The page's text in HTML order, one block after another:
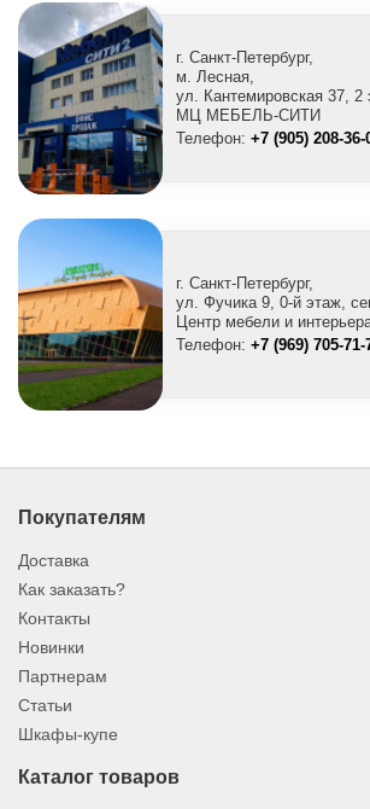
г. Санкт-Петербург,
м. Лесная,
ул. Кантемировская 37, 2
МЦ МЕБЕЛЬ-СИТИ
Телефон: +7 (905) 208-36-
г. Санкт-Петербург,
ул. Фучика 9, 0-й этаж,
Центр мебели и
Телефон: +7 (969) 705-71-
Покупателям
Доставка
Как заказать?
Контакты
Новинки
Партнерам
Статьи
Шкафы-купе
Каталог товаров